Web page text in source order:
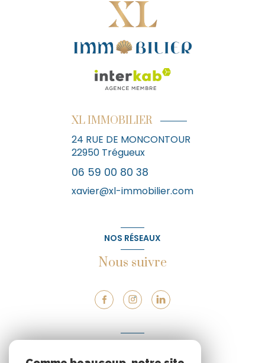
XL IMMOBILIER
24 RUE DE MONCONTOUR
22950 Trégueux
06 59 00 80 38
xavier@xl-immobilier.com
NOS RÉSEAUX
Nous suivre
VOTRE ESPACE